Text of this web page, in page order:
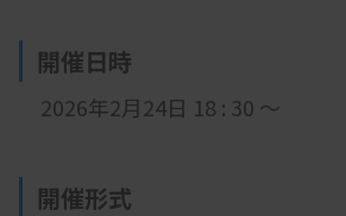
開催日時
2026年2月24日 18 : 30 ～
開催形式